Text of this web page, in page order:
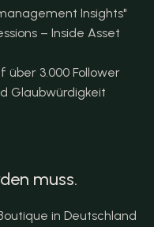
Insights"
– Inside Asset
über 3.000 Follower
Glaubwürdigkeit
muss.
in Deutschland